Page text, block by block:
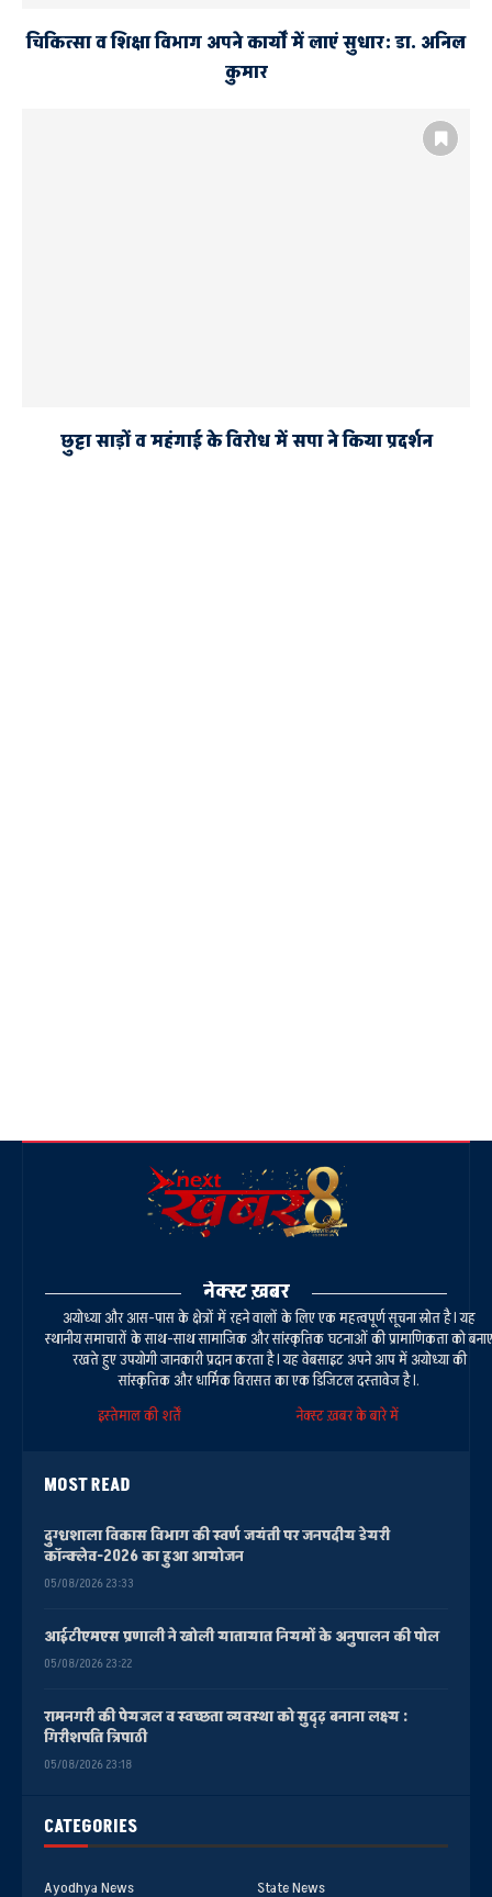
चिकित्सा व शिक्षा विभाग अपने कार्यों में लाएं सुधार: डा. अनिल
कुमार
छुट्टा साड़ों व महंगाई के विरोध में सपा ने किया प्रदर्शन
CATEGORIES
Ayodhya News State News
नेक्स्ट ख़बर
अयोध्या और आस-पास के क्षेत्रों में रहने वालों के लिए एक महत्वपूर्ण सूचना स्रोत है। यह
स्थानीय समाचारों के साथ-साथ सामाजिक और सांस्कृतिक घटनाओं की प्रामाणिकता को बनाए
रखते हुए उपयोगी जानकारी प्रदान करता है। यह वेबसाइट अपने आप में अयोध्या की
सांस्कृतिक और धार्मिक विरासत का एक डिजिटल दस्तावेज है।.
इस्तेमाल की शर्तें
नेक्स्ट ख़बर के बारे में
MOST READ
दुग्धशाला विकास विभाग की स्वर्ण जयंती पर जनपदीय डेयरी
कॉन्क्लेव-2026 का हुआ आयोजन
05/08/2026 23:33
आईटीएमएस प्रणाली ने खोली यातायात नियमों के अनुपालन की पोल
05/08/2026 23:22
रामनगरी की पेयजल व स्वच्छता व्यवस्था को सुदृढ़ बनाना लक्ष्य :
गिरीशपति त्रिपाठी
05/08/2026 23:18